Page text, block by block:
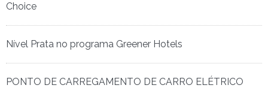
Choice
Nível Prata no programa Greener Hotels
PONTO DE CARREGAMENTO DE CARRO ELÉTRICO